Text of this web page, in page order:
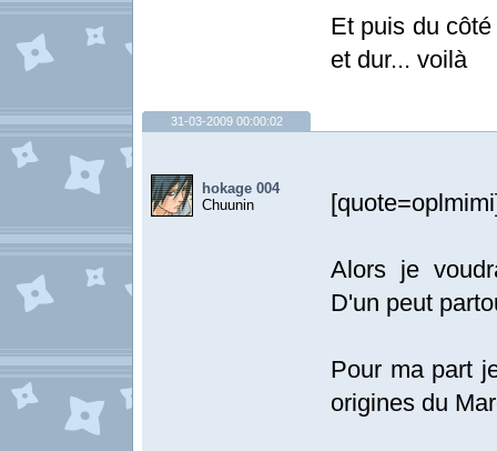
Et puis du
et dur... voilà
31-03-2009 00:00:02
hokage 004
Chuunin
Alors je
D'un peut
Pour ma part
origines du